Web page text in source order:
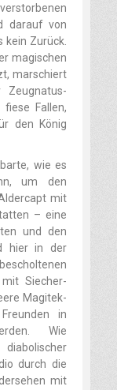
darauf von
kein Zurück.
magischen
marschiert
Fallen,
den König
wie es
um den
mit
– eine
und den
hier in der
Siecher-
Magitek-
in
Wie
durch die
mit